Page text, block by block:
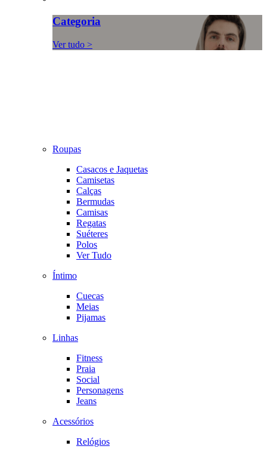
Categoria
Ver tudo >
Roupas
Casacos e Jaquetas
Camisetas
Calças
Bermudas
Camisas
Regatas
Suéteres
Polos
Ver Tudo
Íntimo
Cuecas
Meias
Pijamas
Linhas
Fitness
Praia
Social
Personagens
Jeans
Acessórios
Relógios